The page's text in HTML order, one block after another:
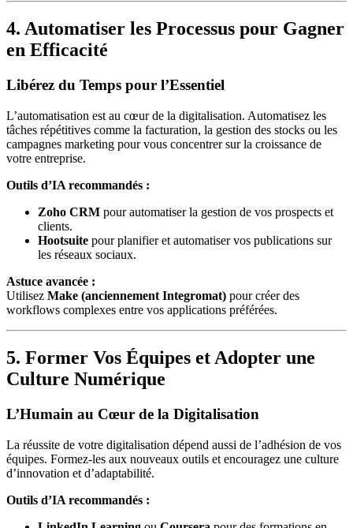
4. Automatiser les Processus pour Gagner
en Efficacité
Libérez du Temps pour l’Essentiel
L’automatisation est au cœur de la digitalisation. Automatisez les
tâches répétitives comme la facturation, la gestion des stocks ou les
campagnes marketing pour vous concentrer sur la croissance de
votre entreprise.
Outils d’IA recommandés :
Zoho CRM pour automatiser la gestion de vos prospects et
clients.
Hootsuite pour planifier et automatiser vos publications sur
les réseaux sociaux.
Astuce avancée :
Utilisez Make (anciennement Integromat) pour créer des
workflows complexes entre vos applications préférées.
5. Former Vos Équipes et Adopter une
Culture Numérique
L’Humain au Cœur de la Digitalisation
La réussite de votre digitalisation dépend aussi de l’adhésion de vos
équipes. Formez-les aux nouveaux outils et encouragez une culture
d’innovation et d’adaptabilité.
Outils d’IA recommandés :